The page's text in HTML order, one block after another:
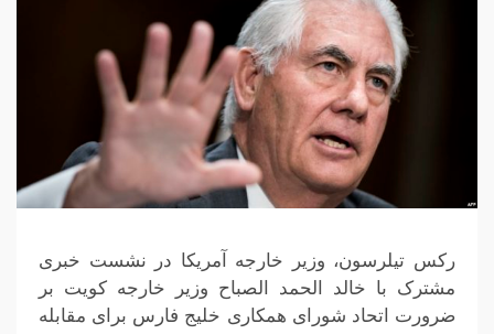
رکس تیلرسون، وزیر خارجه آمریکا در نشست خبری
مشترک با خالد الحمد الصباح وزیر خارجه کویت بر
ضرورت اتحاد شورای همکاری خلیج فارس برای مقابله